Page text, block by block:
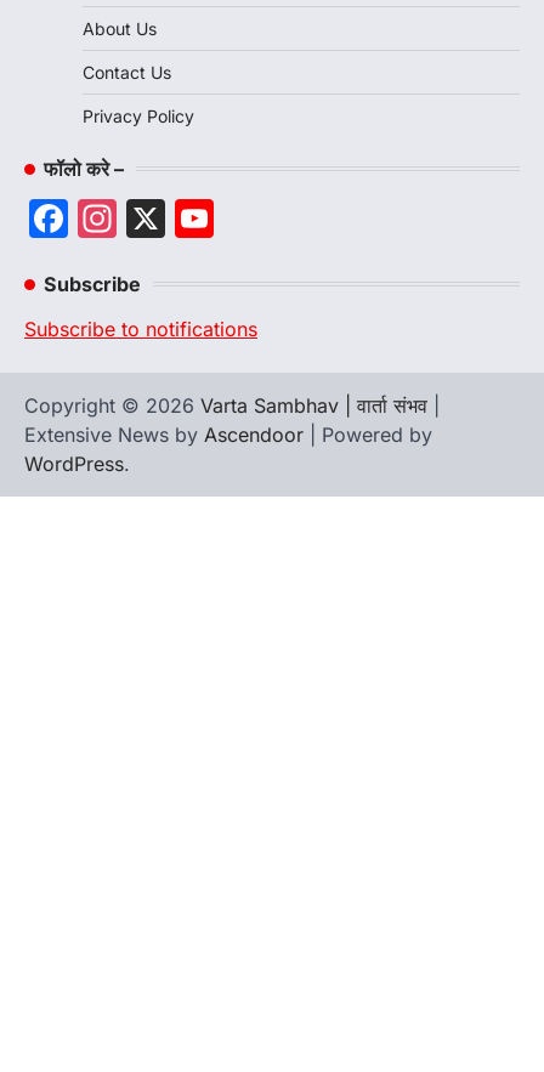
About Us
Contact Us
Privacy Policy
फॉलो करे –
Facebook
Instagram
X
Subscribe
Subscribe to notifications
Copyright © 2026 Varta Sambhav | वार्ता संभव
Extensive News by Ascendoor | Powered by
WordPress.